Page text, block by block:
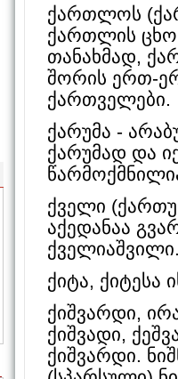
ქართლოს
ქართლის
თანახმად,
შორის ერთ-
ქართველები.
ქარუმა -
ქარუმად და
ქველი
აქედანაა
ქიტა, ქიტესა
ქიშვარდი,
ქიშვადი,
ქიშვარდი.